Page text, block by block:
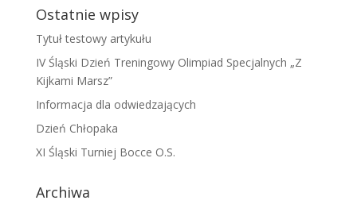
Ostatnie wpisy
Tytuł testowy artykułu
IV Śląski Dzień Treningowy Olimpiad Specjalnych „Z
Kijkami Marsz”
Informacja dla odwiedzających
Dzień Chłopaka
XI Śląski Turniej Bocce O.S.
Archiwa